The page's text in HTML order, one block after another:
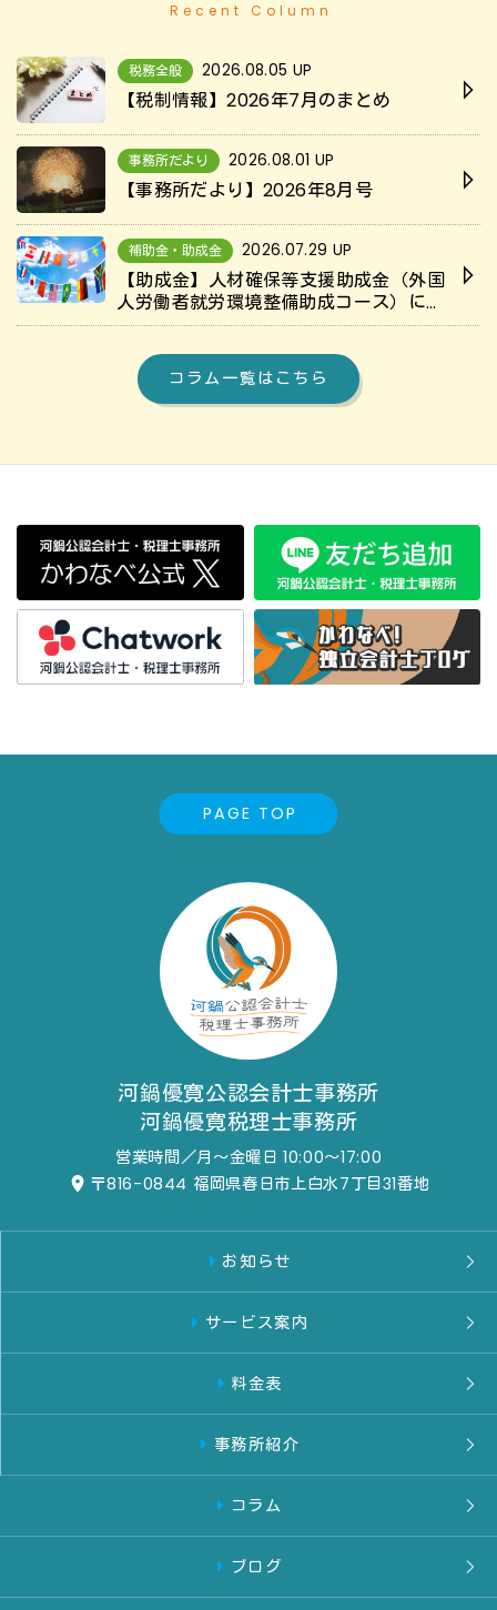
Recent Column
税務全般 2026.08.05 UP
【税制情報】2026年7月のまとめ
事務所だより 2026.08.01 UP
【事務所だより】2026年8月号
補助金・助成金 2026.07.29 UP
【助成金】人材確保等支援助成金（外国
人労働者就労環境整備助成コース）につ
いて解説
コラム一覧はこちら
PAGE TOP
河鍋優寛公認会計士事務所
河鍋優寛税理士事務所
営業時間／月～金曜日 10:00～17:00
〒816-0844 福岡県春日市上白水7丁目31番地
お知らせ
サービス案内
料金表
事務所紹介
コラム
ブログ